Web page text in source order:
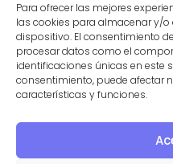
Para ofrecer las mejores
las cookies para almacenar y/
dispositivo. El consentimiento
procesar datos como el
identificaciones únicas en este
consentimiento, puede afectar
características y funciones.
Se busca –
mujeres
ramas de